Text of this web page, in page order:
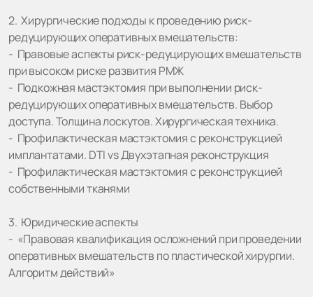
2. Хирургические подходы к проведению риск-
редуцирующих оперативных вмешательств:
- Правовые аспекты риск-редуцирующих вмешательств
при высоком риске развития РМЖ
- Подкожная мастэктомия при выполнении риск-
редуцирующих оперативных вмешательств. Выбор
доступа. Толщина лоскутов. Хирургическая техника.
- Профилактическая мастэктомия с реконструкцией
имплантатами. DTI vs Двухэтапная реконструкция
- Профилактическая мастэктомия с реконструкцией
собственными тканями
3. Юридические аспекты
- «Правовая квалификация осложнений при проведении
оперативных вмешательств по пластической хирургии.
Алгоритм действий»